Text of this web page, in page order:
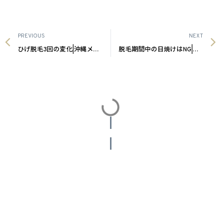
PREVIOUS
ひげ脱毛3回の変化|沖縄メンズ脱毛
NEXT
脱毛期間中の日焼けはNG|沖縄メンズ脱毛